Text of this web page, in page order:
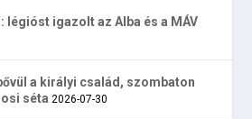
légióst igazolt az Alba és a MÁV
a királyi család, szombaton
séta 2026-07-30